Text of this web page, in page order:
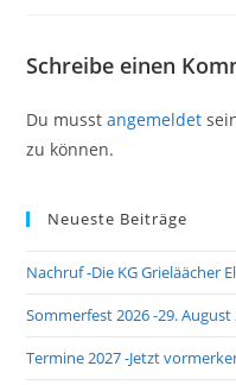
Schreibe einen
Du musstangemeldet
zu können.
Neueste Beiträge
Nachruf -Die KG Grieläächer
Sommerfest 2026 -29. August
Termine 2027 -Jetzt